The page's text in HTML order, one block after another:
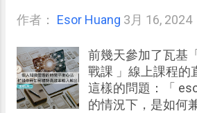
作者： Esor Huang 3月 16, 2024
前幾天參加了瓦基
戰課 」線上課程的
這樣的問題：「
的情況下，是如何